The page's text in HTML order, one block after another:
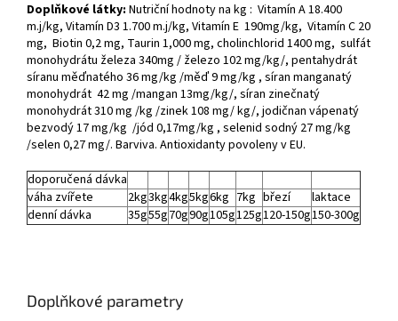
Doplňkové látky: Nutriční hodnoty na kg : Vitamín A 18.400
m.j/kg, Vitamín D3 1.700 m.j/kg, Vitamín E 190mg/kg, Vitamín C 20
mg, Biotin 0,2 mg, Taurin 1,000 mg, cholinchlorid 1400 mg, sulfát
monohydrátu železa 340mg / železo 102 mg/kg/, pentahydrát
síranu měďnatého 36 mg/kg /měď 9 mg/kg , síran manganatý
monohydrát 42 mg /mangan 13mg/kg/, síran zinečnatý
monohydrát 310 mg /kg /zinek 108 mg/ kg/, jodičnan vápenatý
bezvodý 17 mg/kg /jód 0,17mg/kg , selenid sodný 27 mg/kg
/selen 0,27 mg/. Barviva. Antioxidantypovoleny v EU.
doporučená dávka
váha zvířete
2kg3kg4kg5kg6kg 7kg březí
laktace
denní dávka
35g55g70g90g105g125g120-150g150-300g
Doplňkové parametry